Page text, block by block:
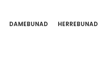
DAMEBUNAD HERREBUNAD